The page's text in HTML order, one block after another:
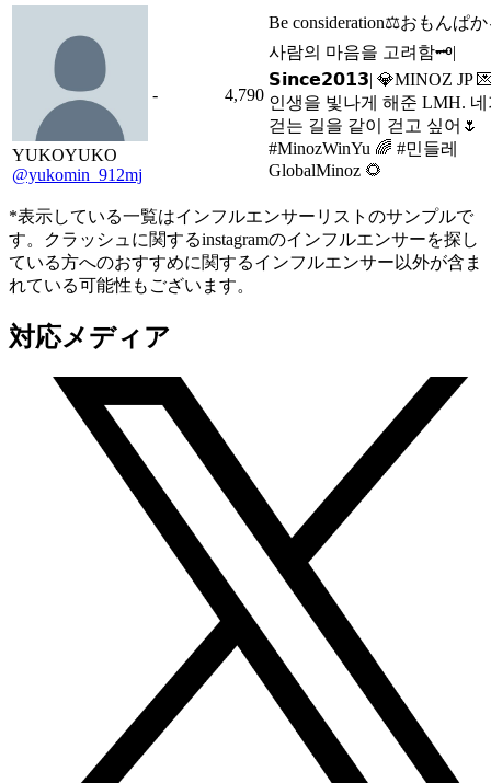
YUKOYUKO
@yukomin_912mj
- 4,790
Be consideration⚖️おもんぱか
사람의 마음을 고려함🗝|
𝗦𝗶𝗻𝗰𝗲𝟮𝟬𝟭𝟯| 💎MINOZ JP
인생을 빛나게 해준 LMH. 네
걷는 길을 같이 걷고 싶어🌷
#MinozWinYu 🌈 #민들레
GlobalMinoz 🌻
*表示している一覧はインフルエンサーリストのサンプルで
す。クラッシュに関するinstagramのインフルエンサーを探し
ている方へのおすすめに関するインフルエンサー以外が含ま
れている可能性もございます。
対応メディア